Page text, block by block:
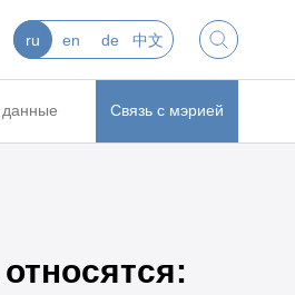
ru en de 中文
Связь с мэрией